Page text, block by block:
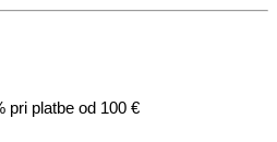
pri platbe od 100 €